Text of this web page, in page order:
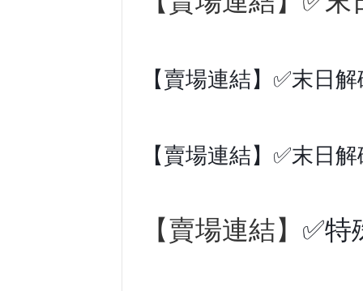
【賣場連結】✅末日
【賣場連結】✅末日
【賣場連結】 ✅